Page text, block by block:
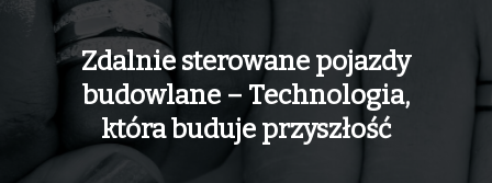
Zdalnie sterowane pojazdy
budowlane – Technologia,
która buduje przyszłość